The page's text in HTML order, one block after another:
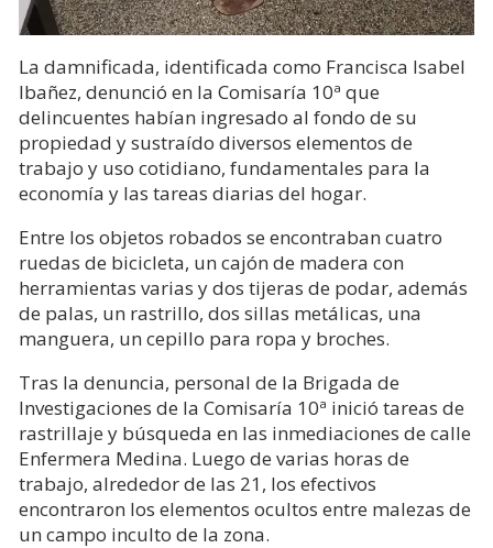
La damnificada, identificada como Francisca Isabel
Ibañez, denunció en la Comisaría 10ª que
delincuentes habían ingresado al fondo de su
propiedad y sustraído diversos elementos de
trabajo y uso cotidiano, fundamentales para la
economía y las tareas diarias del hogar.
Entre los objetos robados se encontraban cuatro
ruedas de bicicleta, un cajón de madera con
herramientas varias y dos tijeras de podar, además
de palas, un rastrillo, dos sillas metálicas, una
manguera, un cepillo para ropa y broches.
Tras la denuncia, personal de la Brigada de
Investigaciones de la Comisaría 10ª inició tareas de
rastrillaje y búsqueda en las inmediaciones de calle
Enfermera Medina. Luego de varias horas de
trabajo, alrededor de las 21, los efectivos
encontraron los elementos ocultos entre malezas de
un campo inculto de la zona.